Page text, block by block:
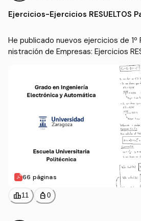
Ejercicios-Ejercicios RESUELTOS
He publicado nuevos ejercicios de
nistración de Empresas: Ejercicios
66 páginas
leaderboard11 personal_bag 0